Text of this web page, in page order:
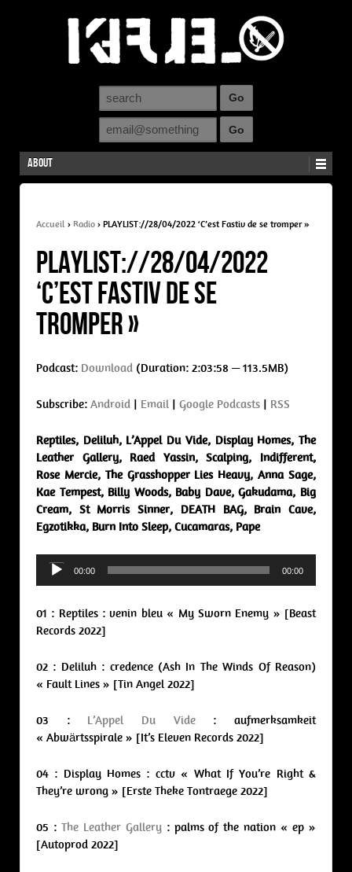
About
Accueil › Radio › PLAYLIST://28/04/2022 ‘C’est Fastiv de se tromper »
PLAYLIST://28/04/2022
‘C’est Fastiv de se
tromper »
Podcast: Download (Duration: 2:03:58 — 113.5MB)
Subscribe: Android | Email | Google Podcasts | RSS
Reptiles, Deliluh, L’Appel Du Vide, Display Homes, The
Leather Gallery, Raed Yassin, Scalping, Indifferent,
Rose Mercie, The Grasshopper Lies Heavy, Anna Sage,
Kae Tempest, Billy Woods, Baby Dave, Gakudama, Big
Cream, St Morris Sinner, DEATH BAG, Brain Cave,
Egzotikka, Burn Into Sleep, Cucamaras, Pape
Audio
Player
00:00 00:00
01 : Reptiles : venin bleu « My Sworn Enemy » [Beast
Records 2022]
02 : Deliluh : credence (Ash In The Winds Of Reason)
« Fault Lines » [Tin Angel 2022]
03 : L’Appel Du Vide: aufmerksamkeit
« Abwärtsspirale » [It’s Eleven Records 2022]
04 : Display Homes : cctv « What If You’re Right &
They’re wrong » [Erste Theke Tontraege 2022]
05 : The Leather Gallery: palms of the nation « ep »
[Autoprod 2022]